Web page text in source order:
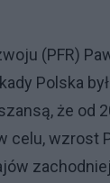
(PFR)
Polska
że od
celu, wzrost